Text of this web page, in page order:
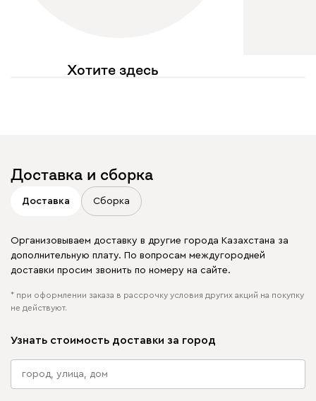
Хотите здесь
Доставка и сборка
Доставка Сборка
Организовываем доставку в другие города Казахстана за
дополнительную плату. По вопросам междугородней
доставки просим звонить по номеру на сайте.
* при оформлении заказа в рассрочку условия других акций на покупку
не действуют.
Узнать стоимость доставки за город